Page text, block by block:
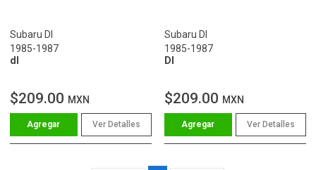
Subaru Dl
1985-1987
dl
$209.00 MXN
Ver Detalles
Subaru Dl
1985-1987
Dl
$209.00 MXN
Ver Detalles